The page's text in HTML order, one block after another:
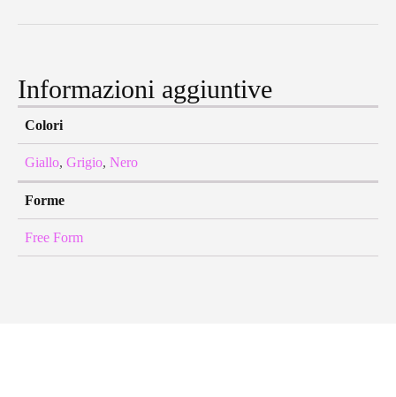
Informazioni aggiuntive
Colori
Giallo, Grigio, Nero
Forme
Free Form